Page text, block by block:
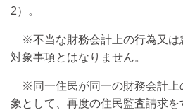
2）。
※不当な財務会計上の行為又は
対象事項とはなりません。
※同一住民が同一の財務会計上
象として、再度の住民監査請求を